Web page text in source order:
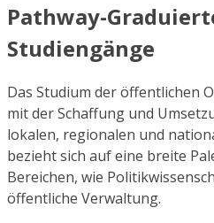
Pathway-
Studiengänge
Das Studium der öffentlichen
mit der Schaffung und
lokalen, regionalen und
bezieht sich auf eine breite
Bereichen, wie
öffentliche Verwaltung.